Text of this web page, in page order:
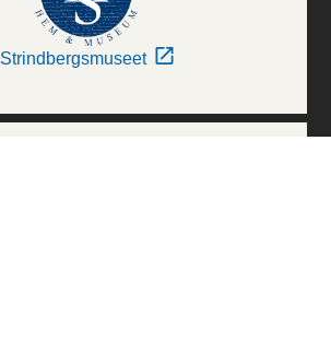
Strindbergsmuseet